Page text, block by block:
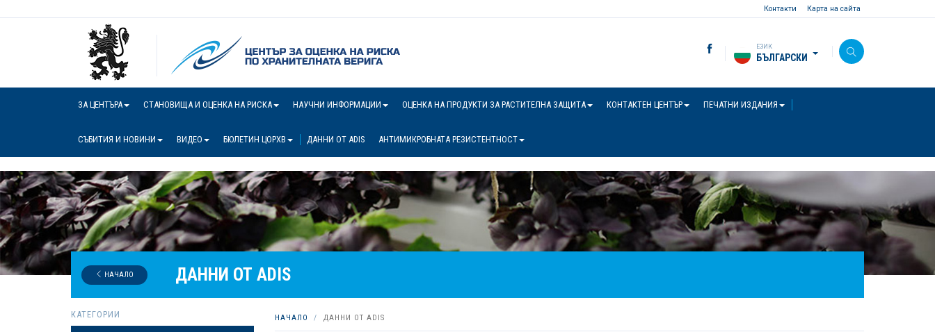
Контакти Карта на сайта
ЕЗИК
БЪЛГАРСКИ
ЗА ЦЕНТЪРА СТАНОВИЩА И ОЦЕНКА НА РИСКА НАУЧНИ ИНФОРМАЦИИ ОЦЕНКА НА ПРОДУКТИ ЗА РАСТИТЕЛНА ЗАЩИТА КОНТАКТЕН ЦЕНТЪР ПЕЧАТНИ ИЗДАНИЯ
СЪБИТИЯ И НОВИНИ ВИДЕО БЮЛЕТИН ЦОРХВ ДАННИ ОТ ADIS АНТИМИКРОБНАТА РЕЗИСТЕНТНОСТ
ДАННИ ОТ ADIS
НАЧАЛО
КАТЕГОРИИ НАЧАЛО ДАННИ ОТ ADIS